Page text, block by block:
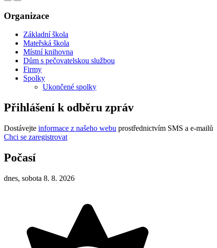
Organizace
Základní škola
Mateřská škola
Místní knihovna
Dům s pečovatelskou službou
Firmy
Spolky
Ukončené spolky
Přihlášení k odběru zpráv
Dostávejte informace z našeho webu prostřednictvím SMS a e-mailů
Chci se zaregistrovat
Počasí
dnes, sobota 8. 8. 2026